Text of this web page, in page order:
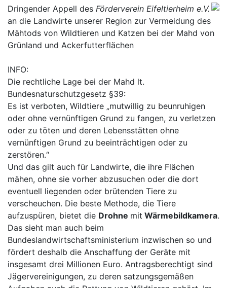
Dringender Appell des Förderverein Eifeltierheim e.V.
an die Landwirte unserer Region zur Vermeidung des
Mähtods von Wildtieren und Katzen bei der Mahd von
Grünland und Ackerfutterflächen
INFO:
Die rechtliche Lage bei der Mahd lt.
Bundesnaturschutzgesetz §39:
Es ist verboten, Wildtiere „mutwillig zu beunruhigen
oder ohne vernünftigen Grund zu fangen, zu verletzen
oder zu töten und deren Lebensstätten ohne
vernünftigen Grund zu beeinträchtigen oder zu
zerstören.“
Und das gilt auch für Landwirte, die ihre Flächen
mähen, ohne sie vorher abzusuchen oder die dort
eventuell liegenden oder brütenden Tiere zu
verscheuchen. Die beste Methode, die Tiere
aufzuspüren, bietet die Drohne mit Wärmebildkamera.
Das sieht man auch beim
Bundeslandwirtschaftsministerium inzwischen so und
fördert deshalb die Anschaffung der Geräte mit
insgesamt drei Millionen Euro. Antragsberechtigt sind
Jägervereinigungen, zu deren satzungsgemäßen